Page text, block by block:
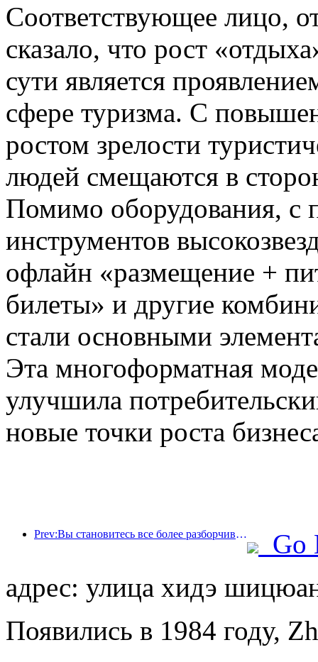
Соответствующее лицо,
сказало, что рост
сути является
сфере туризма. С
ростом зрелости
людей смещаются в
Помимо оборудования,
инструментов
офлайн «размещение +
билеты» и другие
стали основными
Эта многоформатная
улучшила
новые точки роста
Prev:Вы становитесь все более разборчивыми в выборе отелей? Бренды среднего и высокого класса «выбирают» детали
Go
адрес: улица хидэ
Появились в 1984 году,